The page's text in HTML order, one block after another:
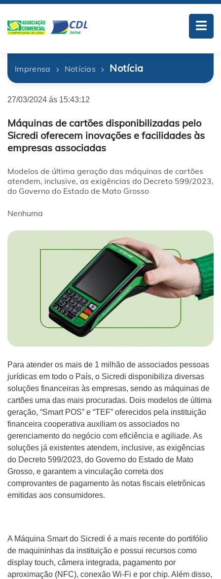
Imprensa Notícias Notícia
27/03/2024 ás 15:43:12
Máquinas de cartões disponibilizadas pelo
Sicredi oferecem inovações e facilidades às
empresas associadas
Modelos de última geração das máquinas de cartões
atendem, inclusive, as exigências do Decreto 599/2023,
do Governo do Estado de Mato Grosso
Nenhuma
Para atender os mais de 1 milhão de associados pessoas
jurídicas em todo o País, o Sicredi disponibiliza diversas
soluções financeiras às empresas, sendo as máquinas de
cartões uma das mais procuradas. Dois modelos de última
geração, “Smart POS” e “TEF” oferecidos pela instituição
financeira cooperativa auxiliam os associados no
gerenciamento do negócio com eficiência e agiliade. As
soluções já existentes atendem, inclusive, as exigências
do Decreto 599/2023, do Governo do Estado de Mato
Grosso, e garantem a vinculação correta dos
comprovantes de pagamento às notas fiscais eletrônicas
emitidas aos consumidores.
A Máquina Smart do Sicredi é a mais recente do portifólio
de maquininhas da instituição e possui recursos como
display touch, câmera integrada, pagamento por
aproximação (NFC), conexão Wi-Fi e por chip. Além disso,